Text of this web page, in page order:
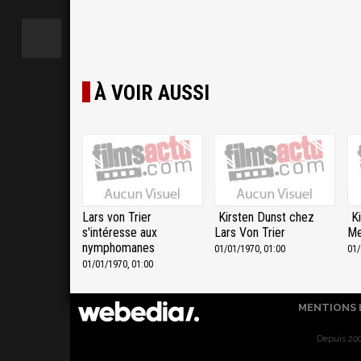
À VOIR AUSSI
Lars von Trier
s'intéresse aux
nymphomanes
01/01/1970, 01:00
Kirsten Dunst chez
Lars Von Trier
01/01/1970, 01:00
MENTIONS
Depuis